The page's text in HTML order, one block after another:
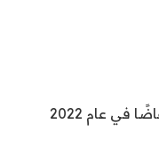
في عام 2022